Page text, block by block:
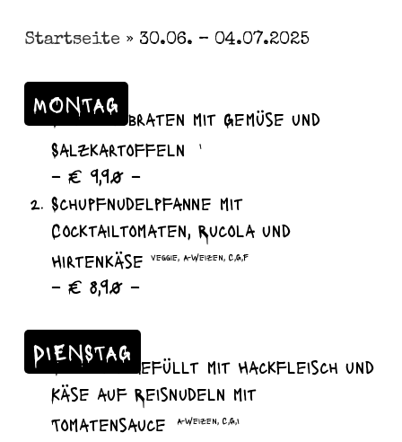
Startseite » 30.06. – 04.07.2025
MONTAG
Schweinebraten mit Gemüse und
Salzkartoffeln
I
– € 9,90 –
Schupfnudelpfanne mit
Cocktailtomaten, Rucola und
Hirtenkäse
veggie, A-Weizen, C,G,F
– € 8,90 –
DIENSTAG
Zucchini gefüllt mit Hackfleisch und
Käse auf Reisnudeln mit
Tomatensauce
A-Weizen, C,G,I